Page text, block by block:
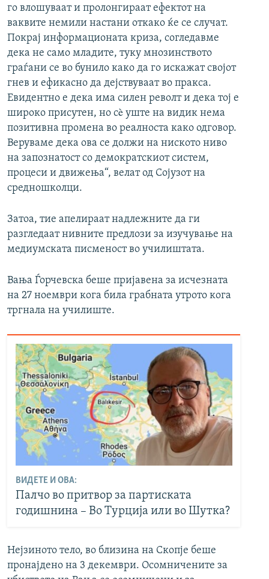
го влошуваат и пролонгираат ефектот на
ваквите немили настани откако ќе се случат.
Покрај информационата криза, согледавме
дека не само младите, туку мнозинството
граѓани се во бунило како да го искажат својот
гнев и ефикасно да дејствуваат во пракса.
Евидентно е дека има силен револт и дека тој е
широко присутен, но сè уште на видик нема
позитивна промена во реалноста како одговор.
Веруваме дека ова се должи на ниското ниво
на запознатост со демократскиот систем,
процеси и движења“, велат од Сојузот на
средношколци.
Затоа, тие апелираат надлежните да ги
разгледаат нивните предлози за изучување на
медиумската писменост во училиштата.
Вања Ѓорчевска беше пријавена за исчезната
на 27 ноември кога била грабната утрото кога
тргнала на училиште.
ВИДЕТЕ И ОВА:
Палчо во притвор за партиската
годишнина – Во Турција или во Шутка?
Нејзиното тело, во близина на Скопје беше
пронајдено на 3 декември. Осомничените за